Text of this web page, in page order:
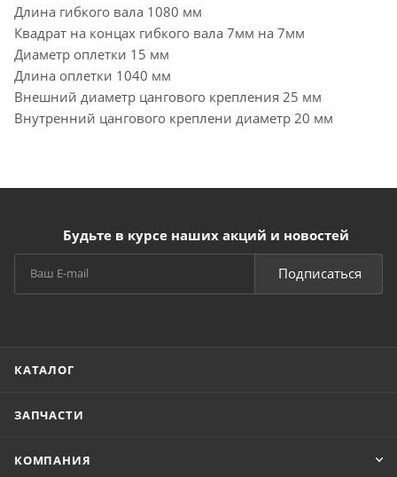
Длина гибкого вала 1080 мм
Квадрат на концах гибкого вала 7мм на 7мм
Диаметр оплетки 15 мм
Длина оплетки 1040 мм
Внешний диаметр цангового крепления 25 мм
Внутренний цангового креплени диаметр 20 мм
Будьте в курсе наших акций и новостей
Подписаться
КАТАЛОГ
ЗАПЧАСТИ
КОМПАНИЯ